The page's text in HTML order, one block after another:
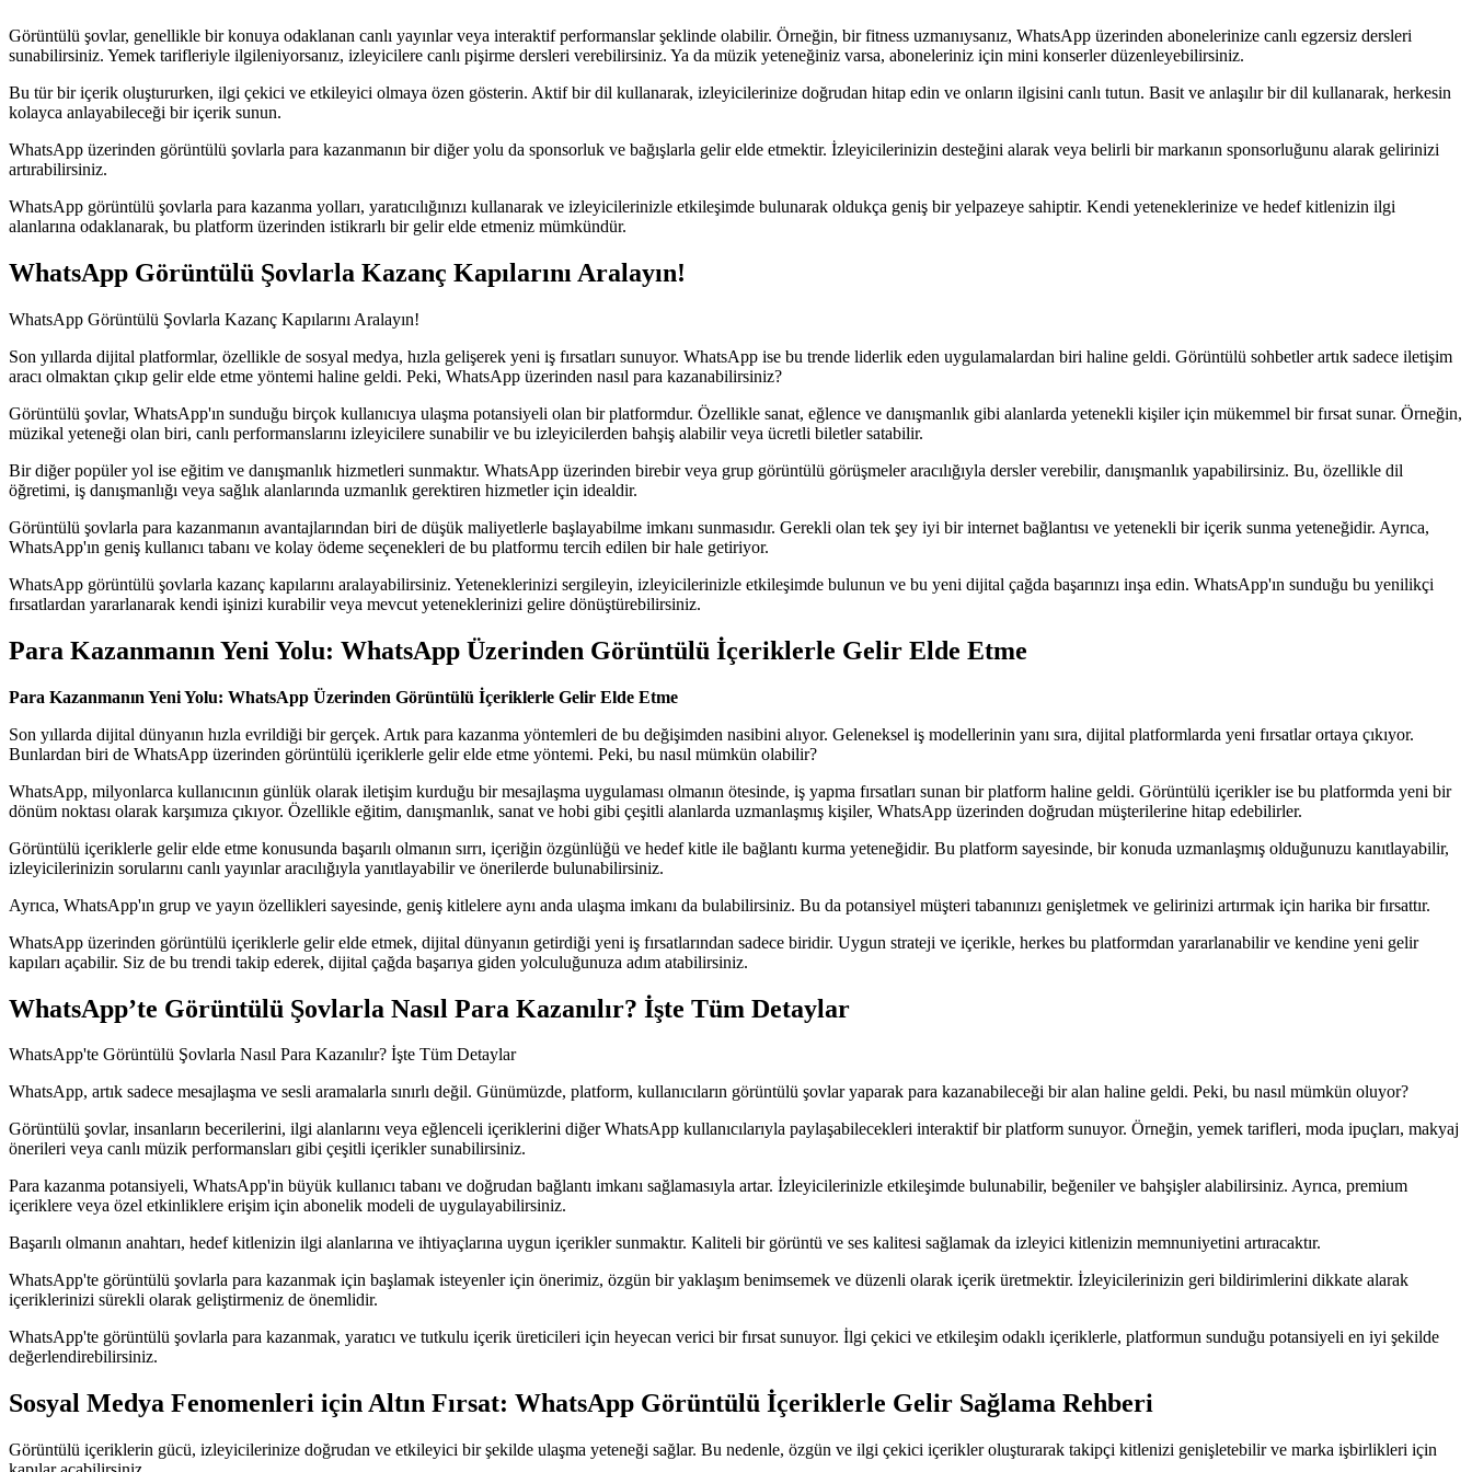
Görüntülü şovlar, genellikle bir konuya odaklanan canlı yayınlar veya interaktif performanslar şeklinde olabilir. Örneğin, bir fitness uzmanıysanız, WhatsApp üzerinden abonelerinize canlı egzersiz dersleri
sunabilirsiniz. Yemek tarifleriyle ilgileniyorsanız, izleyicilere canlı pişirme dersleri verebilirsiniz. Ya da müzik yeteneğiniz varsa, aboneleriniz için mini konserler düzenleyebilirsiniz.
Bu tür bir içerik oluştururken, ilgi çekici ve etkileyici olmaya özen gösterin. Aktif bir dil kullanarak, izleyicilerinize doğrudan hitap edin ve onların ilgisini canlı tutun. Basit ve anlaşılır bir dil kullanarak, herkesin
kolayca anlayabileceği bir içerik sunun.
WhatsApp üzerinden görüntülü şovlarla para kazanmanın bir diğer yolu da sponsorluk ve bağışlarla gelir elde etmektir. İzleyicilerinizin desteğini alarak veya belirli bir markanın sponsorluğunu alarak gelirinizi
artırabilirsiniz.
WhatsApp görüntülü şovlarla para kazanma yolları, yaratıcılığınızı kullanarak ve izleyicilerinizle etkileşimde bulunarak oldukça geniş bir yelpazeye sahiptir. Kendi yeteneklerinize ve hedef kitlenizin ilgi
alanlarına odaklanarak, bu platform üzerinden istikrarlı bir gelir elde etmeniz mümkündür.
WhatsApp Görüntülü Şovlarla Kazanç Kapılarını Aralayın!
WhatsApp Görüntülü Şovlarla Kazanç Kapılarını Aralayın!
Son yıllarda dijital platformlar, özellikle de sosyal medya, hızla gelişerek yeni iş fırsatları sunuyor. WhatsApp ise bu trende liderlik eden uygulamalardan biri haline geldi. Görüntülü sohbetler artık sadece iletişim
aracı olmaktan çıkıp gelir elde etme yöntemi haline geldi. Peki, WhatsApp üzerinden nasıl para kazanabilirsiniz?
Görüntülü şovlar, WhatsApp'ın sunduğu birçok kullanıcıya ulaşma potansiyeli olan bir platformdur. Özellikle sanat, eğlence ve danışmanlık gibi alanlarda yetenekli kişiler için mükemmel bir fırsat sunar. Örneğin,
müzikal yeteneği olan biri, canlı performanslarını izleyicilere sunabilir ve bu izleyicilerden bahşiş alabilir veya ücretli biletler satabilir.
Bir diğer popüler yol ise eğitim ve danışmanlık hizmetleri sunmaktır. WhatsApp üzerinden birebir veya grup görüntülü görüşmeler aracılığıyla dersler verebilir, danışmanlık yapabilirsiniz. Bu, özellikle dil
öğretimi, iş danışmanlığı veya sağlık alanlarında uzmanlık gerektiren hizmetler için idealdir.
Görüntülü şovlarla para kazanmanın avantajlarından biri de düşük maliyetlerle başlayabilme imkanı sunmasıdır. Gerekli olan tek şey iyi bir internet bağlantısı ve yetenekli bir içerik sunma yeteneğidir. Ayrıca,
WhatsApp'ın geniş kullanıcı tabanı ve kolay ödeme seçenekleri de bu platformu tercih edilen bir hale getiriyor.
WhatsApp görüntülü şovlarla kazanç kapılarını aralayabilirsiniz. Yeteneklerinizi sergileyin, izleyicilerinizle etkileşimde bulunun ve bu yeni dijital çağda başarınızı inşa edin. WhatsApp'ın sunduğu bu yenilikçi
fırsatlardan yararlanarak kendi işinizi kurabilir veya mevcut yeteneklerinizi gelire dönüştürebilirsiniz.
Para Kazanmanın Yeni Yolu: WhatsApp Üzerinden Görüntülü İçeriklerle Gelir Elde Etme
Para Kazanmanın Yeni Yolu: WhatsApp Üzerinden Görüntülü İçeriklerle Gelir Elde Etme
Son yıllarda dijital dünyanın hızla evrildiği bir gerçek. Artık para kazanma yöntemleri de bu değişimden nasibini alıyor. Geleneksel iş modellerinin yanı sıra, dijital platformlarda yeni fırsatlar ortaya çıkıyor.
Bunlardan biri de WhatsApp üzerinden görüntülü içeriklerle gelir elde etme yöntemi. Peki, bu nasıl mümkün olabilir?
WhatsApp, milyonlarca kullanıcının günlük olarak iletişim kurduğu bir mesajlaşma uygulaması olmanın ötesinde, iş yapma fırsatları sunan bir platform haline geldi. Görüntülü içerikler ise bu platformda yeni bir
dönüm noktası olarak karşımıza çıkıyor. Özellikle eğitim, danışmanlık, sanat ve hobi gibi çeşitli alanlarda uzmanlaşmış kişiler, WhatsApp üzerinden doğrudan müşterilerine hitap edebilirler.
Görüntülü içeriklerle gelir elde etme konusunda başarılı olmanın sırrı, içeriğin özgünlüğü ve hedef kitle ile bağlantı kurma yeteneğidir. Bu platform sayesinde, bir konuda uzmanlaşmış olduğunuzu kanıtlayabilir,
izleyicilerinizin sorularını canlı yayınlar aracılığıyla yanıtlayabilir ve önerilerde bulunabilirsiniz.
Ayrıca, WhatsApp'ın grup ve yayın özellikleri sayesinde, geniş kitlelere aynı anda ulaşma imkanı da bulabilirsiniz. Bu da potansiyel müşteri tabanınızı genişletmek ve gelirinizi artırmak için harika bir fırsattır.
WhatsApp üzerinden görüntülü içeriklerle gelir elde etmek, dijital dünyanın getirdiği yeni iş fırsatlarından sadece biridir. Uygun strateji ve içerikle, herkes bu platformdan yararlanabilir ve kendine yeni gelir
kapıları açabilir. Siz de bu trendi takip ederek, dijital çağda başarıya giden yolculuğunuza adım atabilirsiniz.
WhatsApp’te Görüntülü Şovlarla Nasıl Para Kazanılır? İşte Tüm Detaylar
WhatsApp'te Görüntülü Şovlarla Nasıl Para Kazanılır? İşte Tüm Detaylar
WhatsApp, artık sadece mesajlaşma ve sesli aramalarla sınırlı değil. Günümüzde, platform, kullanıcıların görüntülü şovlar yaparak para kazanabileceği bir alan haline geldi. Peki, bu nasıl mümkün oluyor?
Görüntülü şovlar, insanların becerilerini, ilgi alanlarını veya eğlenceli içeriklerini diğer WhatsApp kullanıcılarıyla paylaşabilecekleri interaktif bir platform sunuyor. Örneğin, yemek tarifleri, moda ipuçları, makyaj
önerileri veya canlı müzik performansları gibi çeşitli içerikler sunabilirsiniz.
Para kazanma potansiyeli, WhatsApp'in büyük kullanıcı tabanı ve doğrudan bağlantı imkanı sağlamasıyla artar. İzleyicilerinizle etkileşimde bulunabilir, beğeniler ve bahşişler alabilirsiniz. Ayrıca, premium
içeriklere veya özel etkinliklere erişim için abonelik modeli de uygulayabilirsiniz.
Başarılı olmanın anahtarı, hedef kitlenizin ilgi alanlarına ve ihtiyaçlarına uygun içerikler sunmaktır. Kaliteli bir görüntü ve ses kalitesi sağlamak da izleyici kitlenizin memnuniyetini artıracaktır.
WhatsApp'te görüntülü şovlarla para kazanmak için başlamak isteyenler için önerimiz, özgün bir yaklaşım benimsemek ve düzenli olarak içerik üretmektir. İzleyicilerinizin geri bildirimlerini dikkate alarak
içeriklerinizi sürekli olarak geliştirmeniz de önemlidir.
WhatsApp'te görüntülü şovlarla para kazanmak, yaratıcı ve tutkulu içerik üreticileri için heyecan verici bir fırsat sunuyor. İlgi çekici ve etkileşim odaklı içeriklerle, platformun sunduğu potansiyeli en iyi şekilde
değerlendirebilirsiniz.
Sosyal Medya Fenomenleri için Altın Fırsat: WhatsApp Görüntülü İçeriklerle Gelir Sağlama Rehberi
Görüntülü içeriklerin gücü, izleyicilerinize doğrudan ve etkileyici bir şekilde ulaşma yeteneği sağlar. Bu nedenle, özgün ve ilgi çekici içerikler oluşturarak takipçi kitlenizi genişletebilir ve marka işbirlikleri için